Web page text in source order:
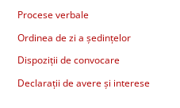
Procese verbale
Ordinea de zi a ședințelor
Dispoziții de convocare
Declarații de avere și interese